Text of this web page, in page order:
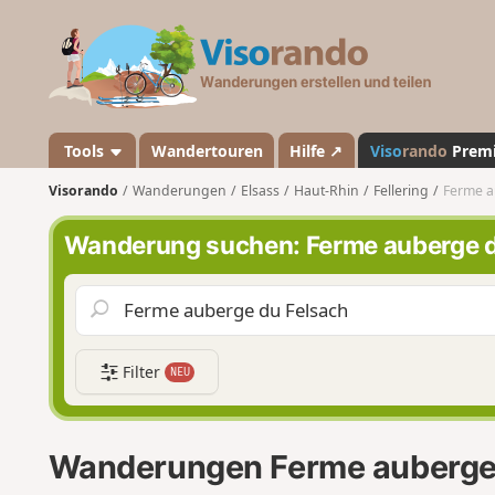
a
n
d
o
Tools Wandertouren Hilfe ↗ Visorando
Visorando Wanderungen Elsass Haut-Rhin Fellering Ferme
Wanderung suchen: Ferme auberge
Filter NEU
Wanderungen Ferme